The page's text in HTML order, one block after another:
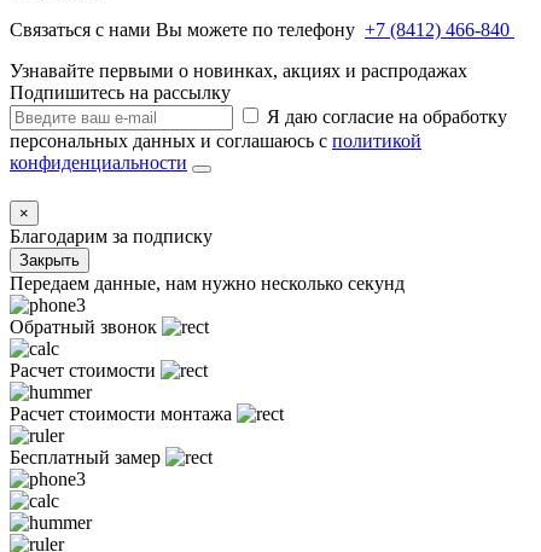
Связаться с нами Вы можете по телефону +7 (8412) 466-840
Узнавайте первыми о новинках, акциях и распродажах
Подпишитесь на рассылку
Я даю согласие на обработку
персональных данных и соглашаюсь с политикой
конфиденциальности
×
Благодарим за подписку
Закрыть
Передаем данные, нам нужно несколько секунд
Обратный звонок
Расчет стоимости
Расчет стоимости монтажа
Бесплатный замер